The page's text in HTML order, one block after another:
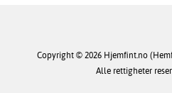
Copyright © 2026 Hjemfint.no
Alle rettigheter